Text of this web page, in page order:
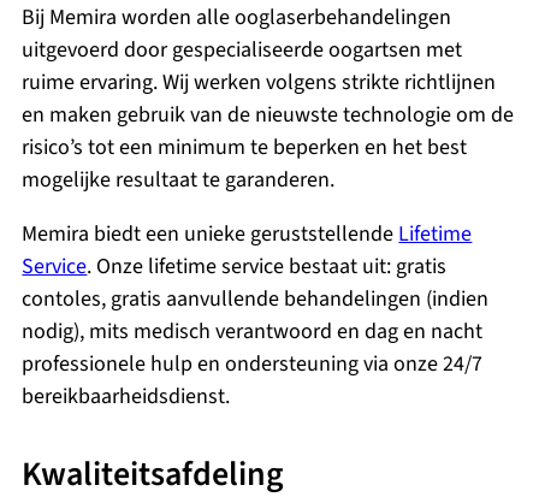
Bij Memira worden alle ooglaserbehandelingen
uitgevoerd door gespecialiseerde oogartsen met
ruime ervaring. Wij werken volgens strikte richtlijnen
en maken gebruik van de nieuwste technologie om de
risico’s tot een minimum te beperken en het best
mogelijke resultaat te garanderen.
Memira biedt een unieke geruststellende Lifetime
Service. Onze lifetime service bestaat uit: gratis
contoles, gratis aanvullende behandelingen (indien
nodig), mits medisch verantwoord en dag en nacht
professionele hulp en ondersteuning via onze 24/7
bereikbaarheidsdienst.
Kwaliteitsafdeling